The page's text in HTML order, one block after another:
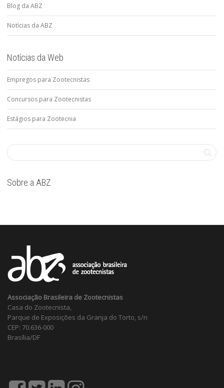
Blog da ABZ
Notícias da ABZ
Notícias da Web
Empregos para Zootecnistas
Concursos para Zootecnistas
Estágios para Zootecnia
Sobre a ABZ
Associação Brasileira de Zootecnistas
Casa do Zootecnista,
Parque de Exposições da Granja do Torto, s/n
CEP: 70.636-000
Brasília/DF